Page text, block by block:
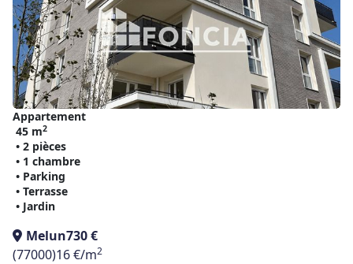
Appartement
45 m2
• 2 pièces
• 1 chambre
• Parking
• Terrasse
• Jardin
Melun730 €
(77000)16 €/m2